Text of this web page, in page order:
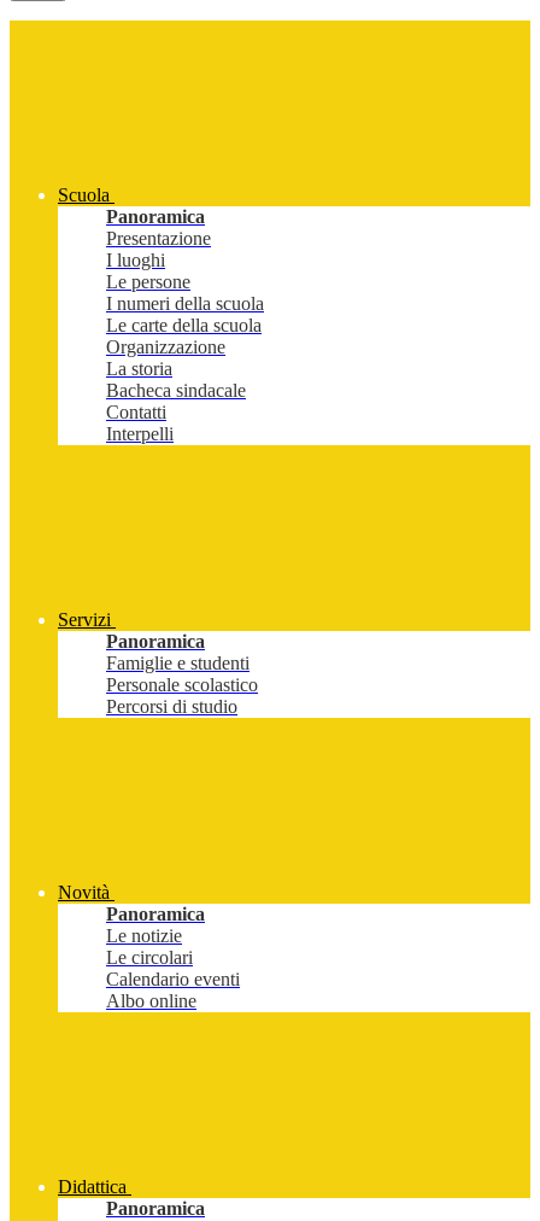
Scuola
Panoramica
Presentazione
I luoghi
Le persone
I numeri della scuola
Le carte della scuola
Organizzazione
La storia
Bacheca sindacale
Contatti
Interpelli
Servizi
Panoramica
Famiglie e studenti
Personale scolastico
Percorsi di studio
Novità
Panoramica
Le notizie
Le circolari
Calendario eventi
Albo online
Didattica
Panoramica